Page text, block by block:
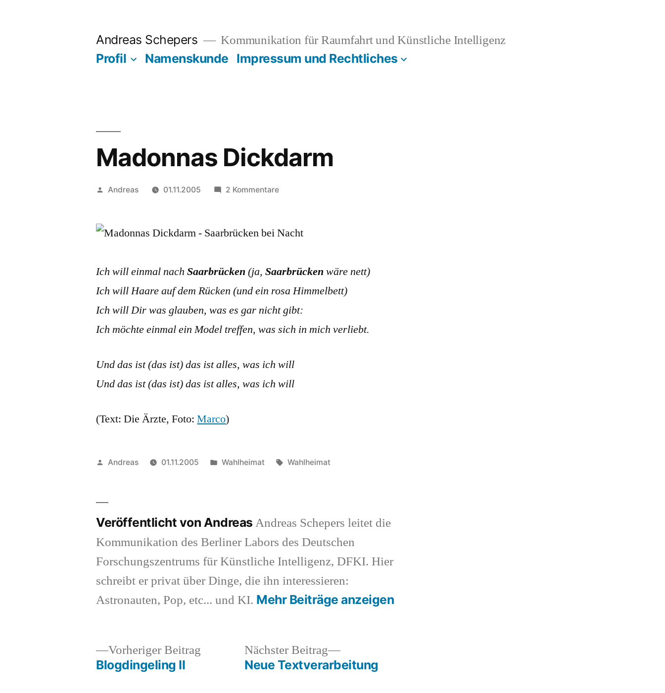
Andreas Schepers Kommunikation für Raumfahrt und Künstliche Intelligenz
Profil Namenskunde Impressum und Rechtliches
Madonnas Dickdarm
Veröffentlicht
Andreas 01.11.2005 2 Kommentarezu
Ich will einmal nachSaarbrücken (ja,Saarbrücken wäre nett)
Ich will Haare auf dem Rücken (und ein rosa Himmelbett)
Ich will Dir was glauben, was es gar nicht gibt:
Ich möchte einmal ein Model treffen, was sich in mich verliebt.
Und das ist (das ist) das ist alles, was ich will
Und das ist (das ist) das ist alles, was ich will
(Text: Die Ärzte, Foto:Marco)
Veröffentlicht
Andreas 01.11.2005
Veröffentlicht
Wahlheimat Schlagwörter:
Wahlheimat
Veröffentlicht von Andreas Andreas Schepers leitet die
Kommunikation des Berliner Labors des Deutschen
Forschungszentrums für Künstliche Intelligenz, DFKI. Hier
schreibt er privat über Dinge, die ihn interessieren:
Astronauten, Pop, etc... und KI. Mehr Beiträge anzeigen
Beitragsnavigation
Vorheriger Beitrag Vorheriger
Blogdingeling II
Nächster Beitrag
Nächster
Beitrag:
Neue Textverarbeitung